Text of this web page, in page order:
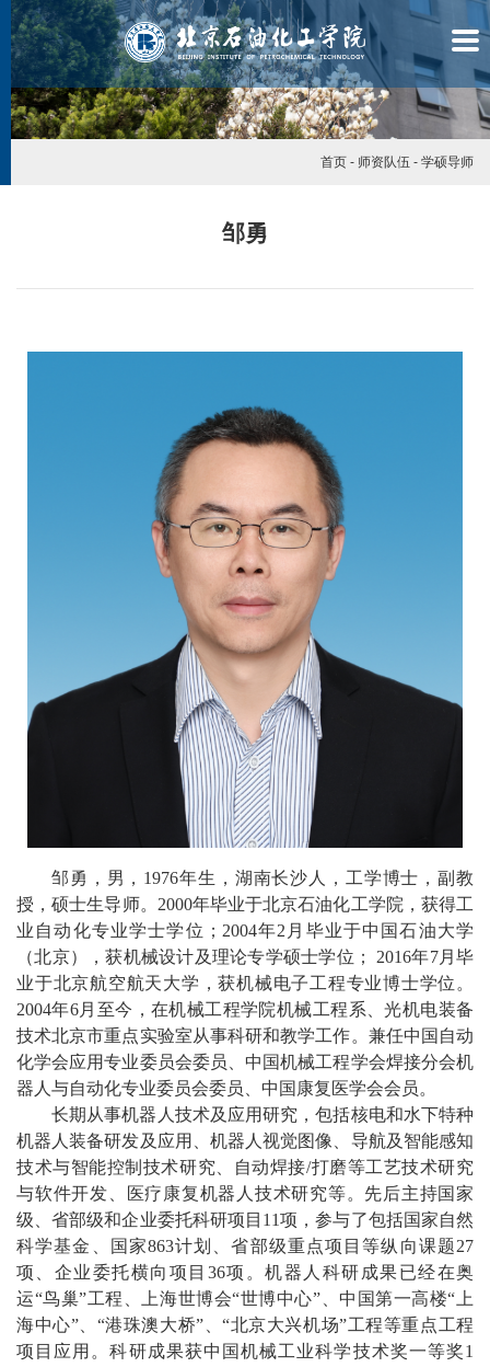
设
生
就
业
教
育
教
师
资
队
伍
学
首页 - 师资队伍 - 学硕导师
邹勇
邹勇，男， 1976年生， 湖南长沙人，工学博士，副教
授 ，硕士生导师。 2000年毕业于北京石油化工学院 ，获得工
业自动化专业学士学位； 2004年2 月毕业于中国石油大学
（北京）
，获机械设计及理论专学硕士学位； 2016年7月毕
业于北京航空航天大学 ，获机械电子工程专业博士学位。
2004年6月至今， 在机械工程学院机械工程系 、光机电装备
技术北京市重点实验室从事科研和教学工作。 兼任中国自动
化学会应用专业委员会委员、 中国机械工程学会焊接分会机
器人与自动化专业委员会委员
中国康复医学会会员。
长期 从事机器人技术及应用研究，包括核电和水下特种
机器人装备研发及应用
机器人视觉图像、导航及智能感知
技术与智能控制技术研究 自动焊接/打磨等工艺技术研究
与软件开发
医疗康复机器人 技术研究等。 先后主持国家
级、省部级和企业委托科研项目 1 1项 ，参与了包括国家自然
科学基金、国家863计划、省部级重点项目等纵向课题27
项、企业委托横向项目 36项。机器人 科研 成果已经在奥
运“鸟巢”工程、上海世博会“世博中心” 、中国第一高楼“ 上
海中心”、 “港珠澳大桥” 、“北京大兴机场”工程等重点工程
项目应用。科研成果获中国机械工业科学技术奖一等奖1